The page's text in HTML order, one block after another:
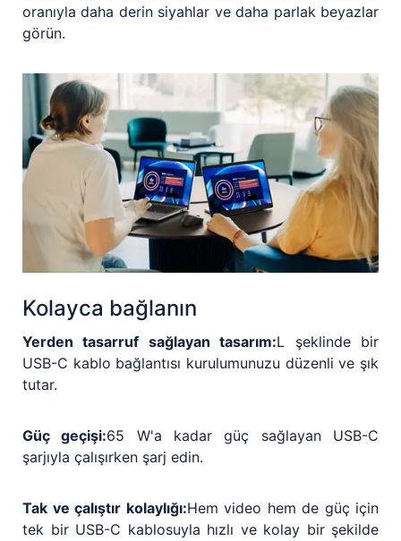
oranıyla daha derin siyahlar ve daha parlak beyazlar
görün.
Kolayca bağlanın
Yerden tasarruf sağlayan tasarım:L şeklinde bir
USB-C kablo bağlantısı kurulumunuzu düzenli ve şık
tutar.
Güç geçişi:65 W'a kadar güç sağlayan USB-C
şarjıyla çalışırken şarj edin.
Tak ve çalıştır kolaylığı:Hem video hem de güç için
tek bir USB-C kablosuyla hızlı ve kolay bir şekilde